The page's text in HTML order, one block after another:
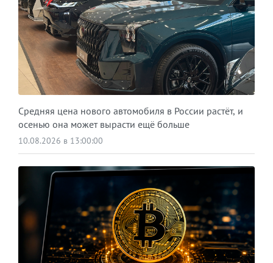
Средняя цена нового автомобиля в России растёт, и
осенью она может вырасти ещё больше
10.08.2026 в 13:00:00